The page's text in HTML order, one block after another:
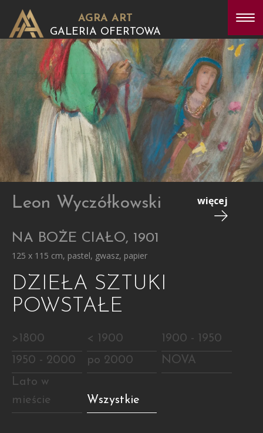
AGRA ART
GALERIA OFERTOWA
Leon Wyczółkowski
NA BOŻE CIAŁO, 1901
125 x 115 cm, pastel, gwasz, papier
więcej
DZIEŁA SZTUKI
POWSTAŁE
>1800 < 1900
1900 - 1950
1950 - 2000
po 2000
NOVA
Lato w
mieście
Wszystkie